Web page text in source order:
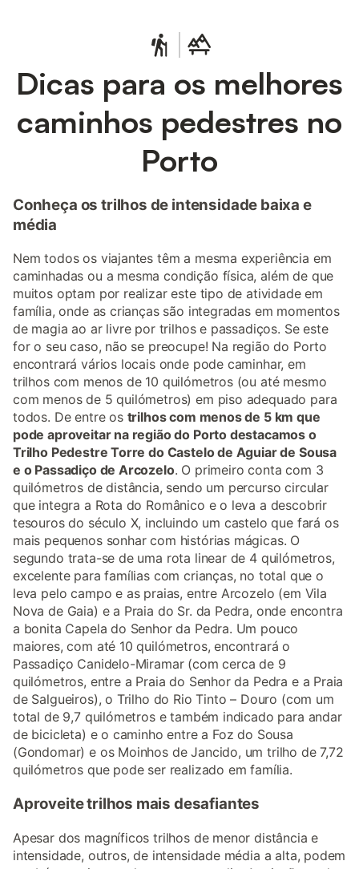
Dicas para os melhores
caminhos pedestres no
Porto
Conheça os trilhos de intensidade baixa e
média
Nem todos os viajantes têm a mesma experiência em
caminhadas ou a mesma condição física, além de que
muitos optam por realizar este tipo de atividade em
família, onde as crianças são integradas em momentos
de magia ao ar livre por trilhos e passadiços. Se este
for o seu caso, não se preocupe! Na região do Porto
encontrará vários locais onde pode caminhar, em
trilhos com menos de 10 quilómetros (ou até mesmo
com menos de 5 quilómetros) em piso adequado para
todos. De entre os trilhos com menos de 5 km que
pode aproveitar na região do Porto destacamos o
Trilho Pedestre Torre do Castelo de Aguiar de Sousa
e o Passadiço de Arcozelo. O primeiro conta com 3
quilómetros de distância, sendo um percurso circular
que integra a Rota do Românico e o leva a descobrir
tesouros do século X, incluindo um castelo que fará os
mais pequenos sonhar com histórias mágicas. O
segundo trata-se de uma rota linear de 4 quilómetros,
excelente para famílias com crianças, no total que o
leva pelo campo e as praias, entre Arcozelo (em Vila
Nova de Gaia) e a Praia do Sr. da Pedra, onde encontra
a bonita Capela do Senhor da Pedra. Um pouco
maiores, com até 10 quilómetros, encontrará o
Passadiço Canidelo-Miramar (com cerca de 9
quilómetros, entre a Praia do Senhor da Pedra e a Praia
de Salgueiros), o Trilho do Rio Tinto – Douro (com um
total de 9,7 quilómetros e também indicado para andar
de bicicleta) e o caminho entre a Foz do Sousa
(Gondomar) e os Moinhos de Jancido, um trilho de 7,72
quilómetros que pode ser realizado em família.
Aproveite trilhos mais desafiantes
Apesar dos magníficos trilhos de menor distância e
intensidade, outros, de intensidade média a alta, podem